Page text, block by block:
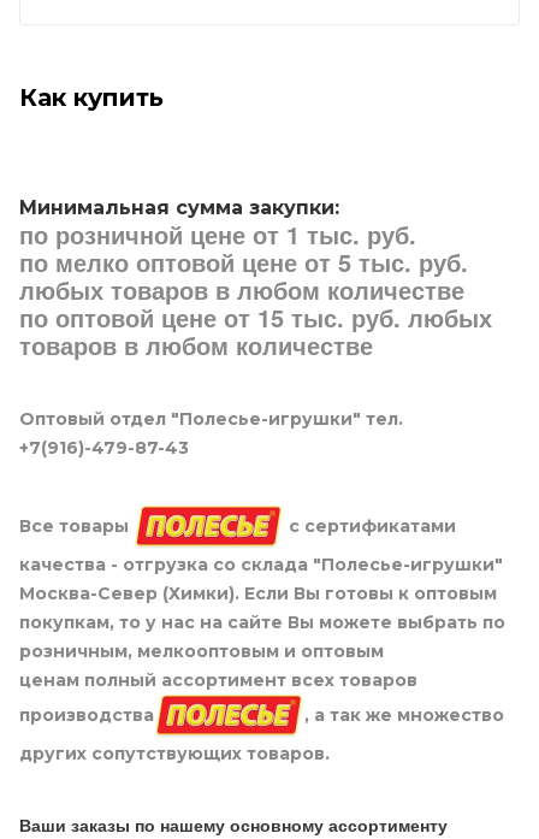
Как купить
Минимальная сумма закупки:
по розничной цене от 1 тыс. руб.
по мелко оптовой цене от 5 тыс. руб.
любых товаров в любом количестве
по оптовой цене от 15 тыс. руб. любых
товаров в любом количестве
Оптовый отдел "Полесье-игрушки" тел.
+7(916)-479-87-43
Все товары
с сертификатами
качества - отгрузка со склада "Полесье-игрушки"
Москва-Север (Химки). Если Вы готовы к оптовым
покупкам, то у нас на сайте Вы можете выбрать по
розничным, мелкооптовым и оптовым
ценам полный ассортимент всех товаров
производства
, а так же множество
других сопутствующих товаров.
Ваши заказы по нашему основному ассортименту